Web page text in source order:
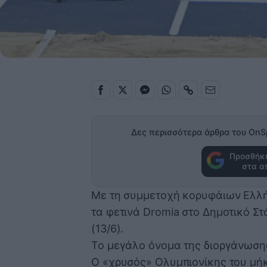
Δες περισσότερα άρθρα του
στα
Με τη συμμετοχή κορυφάιων
τα φετινά Dromia στο Δημοτικό
(13/6).
Το μεγάλο όνομα της
Ο «χρυσός» Ολυμπιονίκης του